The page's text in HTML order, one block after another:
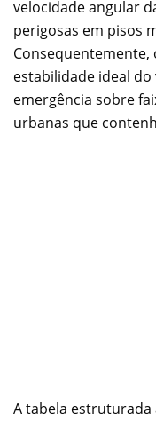
velocidade angular
perigosas em pisos
estabilidade ideal
emergência sobre
urbanas que
A tabela